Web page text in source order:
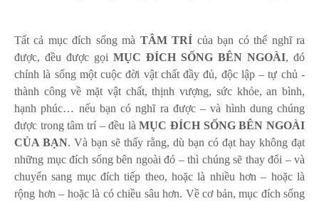
Tất cả mục đích sống mà TÂM TRÍ của bạn có thể nghĩ ra
được, đều được gọi MỤC ĐÍCH SỐNG BÊN NGOÀI, đó
chính là sống một cuộc đời vật chất đầy đủ, độc lập – tự chủ -
thành công về mặt vật chất, thịnh vượng, sức khỏe, an bình,
hạnh phúc… nếu bạn có nghĩ ra được – và hình dung chúng
được trong tâm trí – đều làMỤC ĐÍCH SỐNG BÊN NGOÀI
CỦA BẠN. Và bạn sẽ thấy rằng, dù bạn có đạt hay không đạt
những mục đích sống bên ngoài đó – thì chúng sẽ thay đổi – và
chuyển sang mục đích tiếp theo, hoặc là nhiều hơn – hoặc là
rộng hơn – hoặc là có chiều sâu hơn. Về cơ bản, mục đích sống